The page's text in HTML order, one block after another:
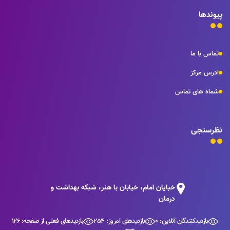
پیوندها
تماس با ما
ادرس مرکز
شماه های تماس
نظرسنجی
خبایان امام، خیابان با هنر، شبکه بهداشت و
درمان
بازدیدکنندگان آنلاین: 0 بازدیدهای امروز: 254
بازدیدهای فعلی از صفحه: 126